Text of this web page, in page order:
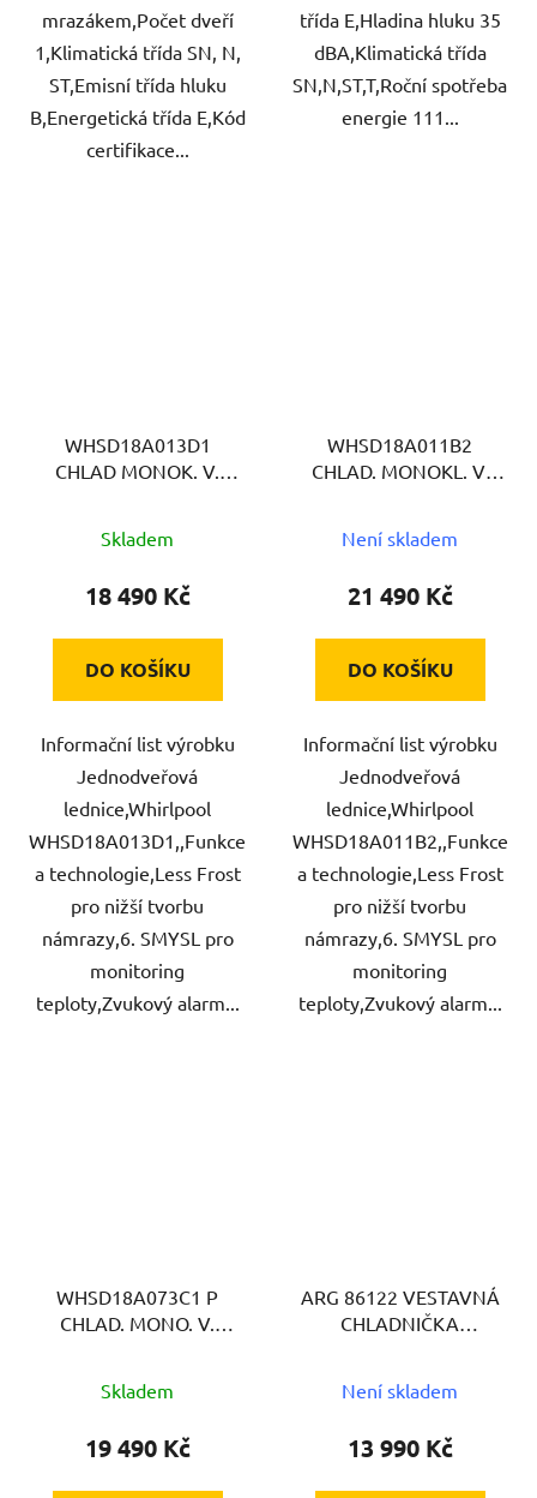
mrazákem,Počet dveří
1,Klimatická třída SN, N,
ST,Emisní třída hluku
B,Energetická třída E,Kód
certifikace...
třída E,Hladina hluku 35
dBA,Klimatická třída
SN,N,ST,T,Roční spotřeba
energie 111...
WHSD18A013D1
CHLAD MONOK. V.
Skladem
18 490 Kč
DO KOŠÍKU
Informační list výrobku
Jednodveřová
lednice,Whirlpool
WHSD18A013D1,,Funkce
a technologie,Less Frost
pro nižší tvorbu
námrazy,6. SMYSL pro
monitoring
teploty,Zvukový alarm...
WHSD18A011B2
CHLAD. MONOKL. V.
Není skladem
21 490 Kč
DO KOŠÍKU
Informační list výrobku
Jednodveřová
lednice,Whirlpool
WHSD18A011B2,,Funkce
a technologie,Less Frost
pro nižší tvorbu
námrazy,6. SMYSL pro
monitoring
teploty,Zvukový alarm...
WHSD18A073C1 P
CHLAD. MONO. V.
Skladem
19 490 Kč
ARG 86122 VESTAVNÁ
CHLADNIČKA
Není skladem
13 990 Kč